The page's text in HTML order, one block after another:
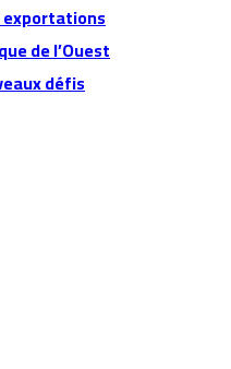
exportations
de l’Ouest
défis